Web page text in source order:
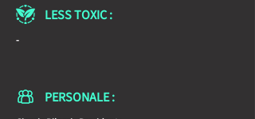
LESS TOXIC :
-
PERSONALE :